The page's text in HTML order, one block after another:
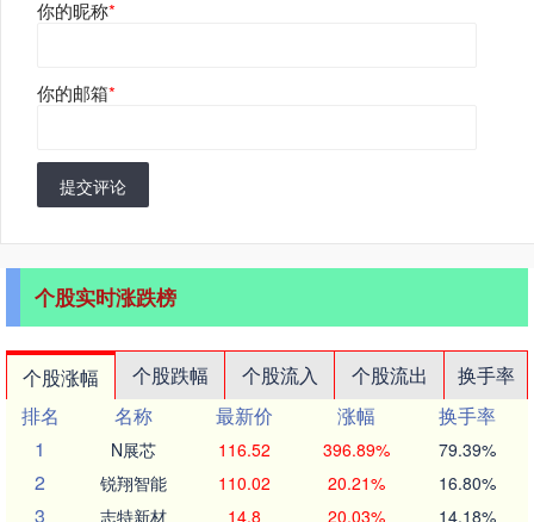
你的昵称*
你的邮箱*
提交评论
个股实时涨跌榜
个股涨幅 个股跌幅 个股流入 个股流出
换手率
排名
名称 最新价 涨幅
换手率
1
N展芯 116.52 396.89% 79.39%
2 锐翔智能 110.02 20.21% 16.80%
3 志特新材 14.8 20.03% 14.18%